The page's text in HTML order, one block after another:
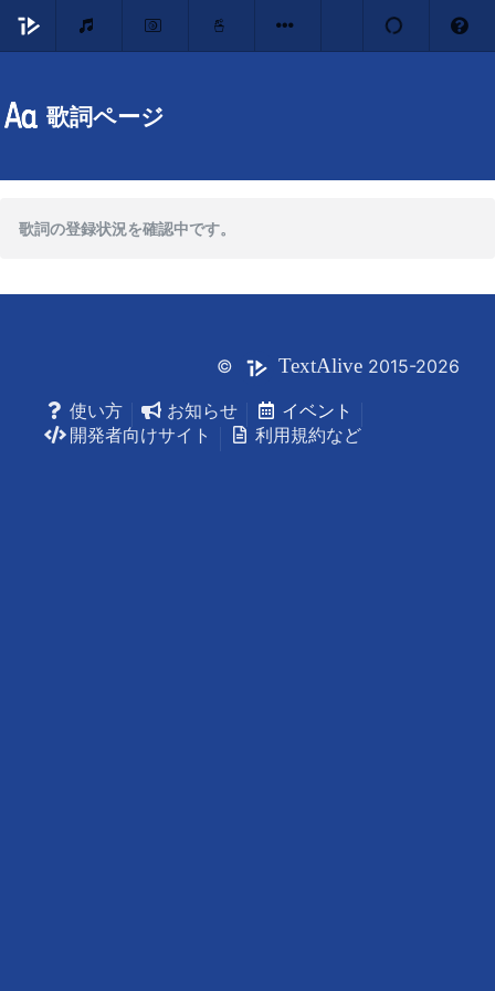
歌詞ページ
歌詞の登録状況を確認中です。
© TextAlive 2015-2026
使い方
お知らせ
イベント
開発者向けサイト
利用規約など